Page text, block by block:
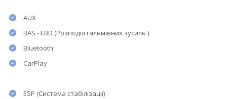
AUX
BAS - EBD (Розподіл гальмівних зусиль )
Bluetooth
CarPlay
ESP (Система стабілізації)